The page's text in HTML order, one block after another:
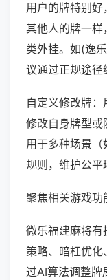
用户的牌特别好
其他人的牌一样
类外挂。如(逸
议通过正规途径
自定义修改牌：
修改自身牌型或
用于多种场景
规则，维护公平
聚焦相关游戏功
微乐福建麻将有
策略、暗杠优
过AI算法调整牌